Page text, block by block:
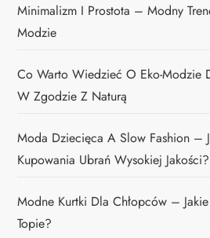
Minimalizm I Prostota – Modny
Modzie
Co Warto Wiedzieć O Eko-Modzie
W Zgodzie Z Naturą
Moda Dziecięca A Slow Fashion –
Kupowania Ubrań Wysokiej Jakości?
Modne Kurtki Dla Chłopców –
Topie?